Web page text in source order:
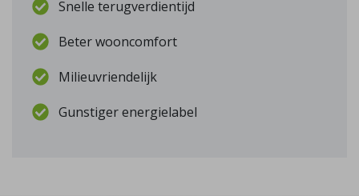
Snelle terugverdientijd
Beter wooncomfort
Milieuvriendelijk
Gunstiger energielabel